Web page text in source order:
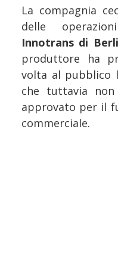
La compagnia
delle
Innotrans di
produttore ha
volta al pubblico
che tuttavia
approvato per il
commerciale.